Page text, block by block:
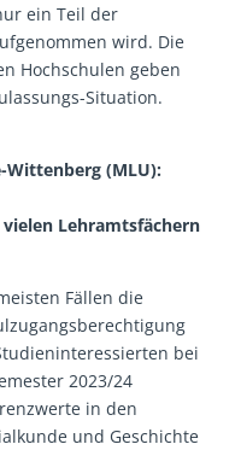
ein Teil der
wird. Die
Hochschulen geben
Situation.
(MLU):
Lehramtsfächern
Fällen die
bei
2023/24
in den
und Geschichte